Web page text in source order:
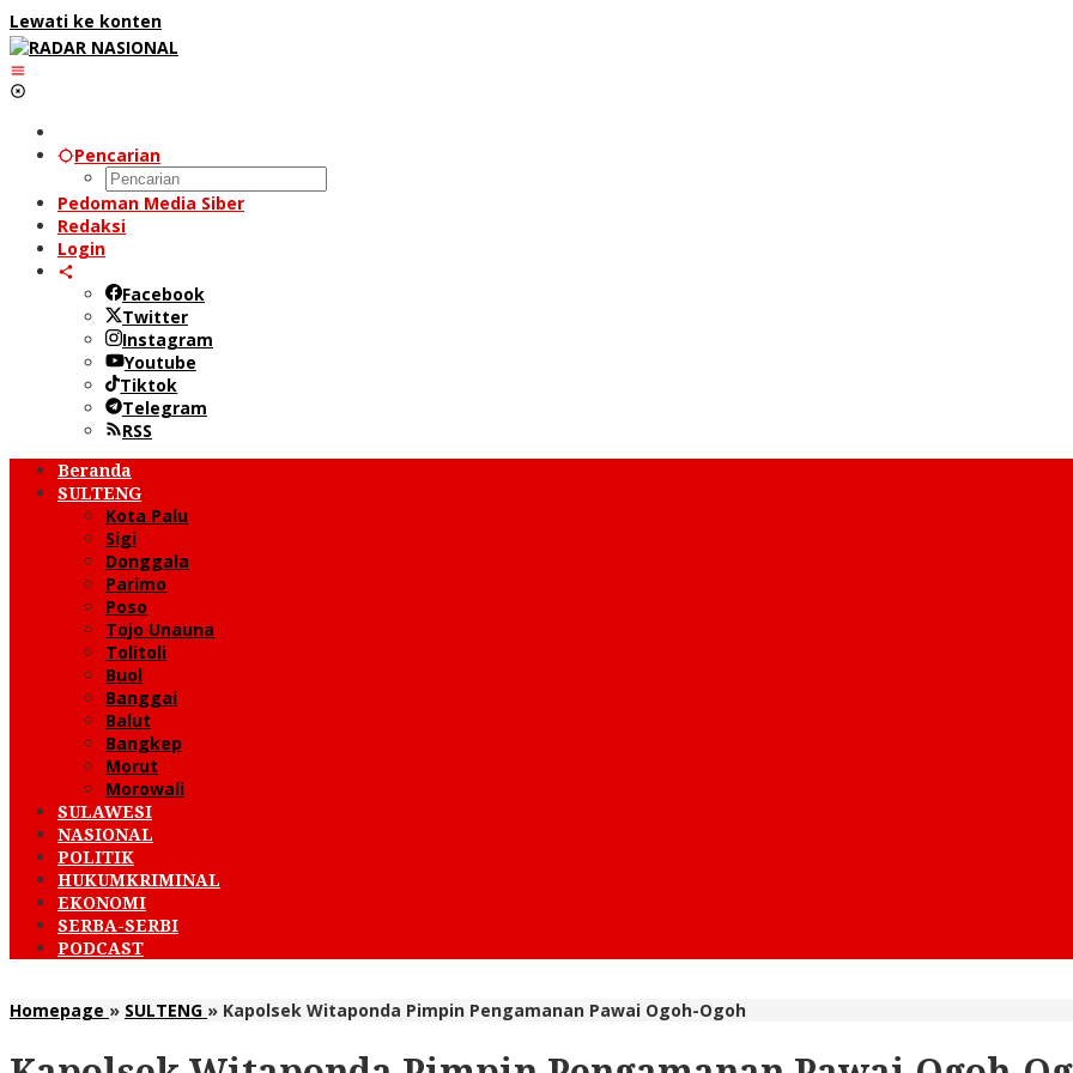
Lewati ke konten
Pencarian
Pedoman Media Siber
Redaksi
Login
Facebook
Twitter
Instagram
Youtube
Tiktok
Telegram
RSS
Beranda
SULTENG
Kota Palu
Sigi
Donggala
Parimo
Poso
Tojo Unauna
Tolitoli
Buol
Banggai
Balut
Bangkep
Morut
Morowali
SULAWESI
NASIONAL
POLITIK
HUKUMKRIMINAL
EKONOMI
SERBA-SERBI
PODCAST
Homepage » SULTENG » Kapolsek Witaponda Pimpin Pengamanan Pawai Ogoh-Ogoh